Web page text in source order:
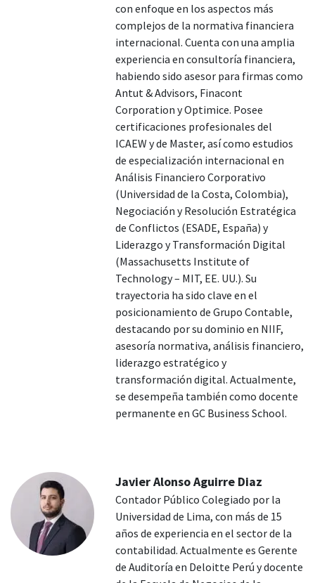
con enfoque en los aspectos más
complejos de la normativa financiera
internacional. Cuenta con una amplia
experiencia en consultoría financiera,
habiendo sido asesor para firmas como
Antut & Advisors, Finacont
Corporation y Optimice. Posee
certificaciones profesionales del
ICAEW y de Master, así como estudios
de especialización internacional en
Análisis Financiero Corporativo
(Universidad de la Costa, Colombia),
Negociación y Resolución Estratégica
de Conflictos (ESADE, España) y
Liderazgo y Transformación Digital
(Massachusetts Institute of
Technology – MIT, EE. UU.). Su
trayectoria ha sido clave en el
posicionamiento de Grupo Contable,
destacando por su dominio en NIIF,
asesoría normativa, análisis financiero,
liderazgo estratégico y
transformación digital. Actualmente,
se desempeña también como docente
permanente en GC Business School.
Javier Alonso Aguirre Diaz
Contador Público Colegiado por la
Universidad de Lima, con más de 15
años de experiencia en el sector de la
contabilidad. Actualmente es Gerente
de Auditoría en Deloitte Perú y docente